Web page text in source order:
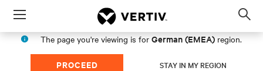
Menu
The page you're viewing is for German (EMEA) region.
PROCEED STAY IN MY REGION